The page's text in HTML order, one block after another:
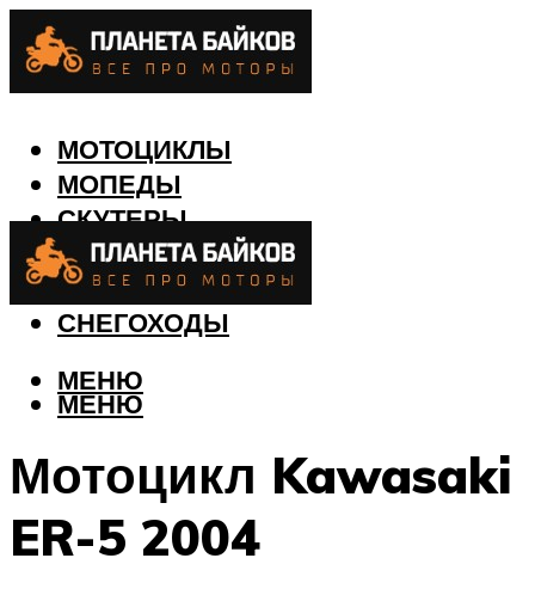
МОТОЦИКЛЫ
МОПЕДЫ
СКУТЕРЫ
КВАДРОЦИКЛЫ
ЛОДКИ
СНЕГОХОДЫ
МЕНЮ
МЕНЮ
Мотоцикл Kawasaki
ER-5 2004